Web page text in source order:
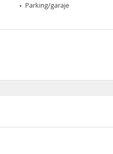
Parking/garaje